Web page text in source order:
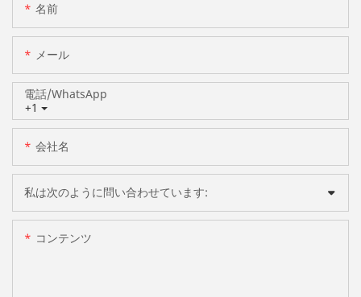
名前
メール
+1
電話/WhatsApp
会社名
私は次のように問い合わせています:
コンテンツ